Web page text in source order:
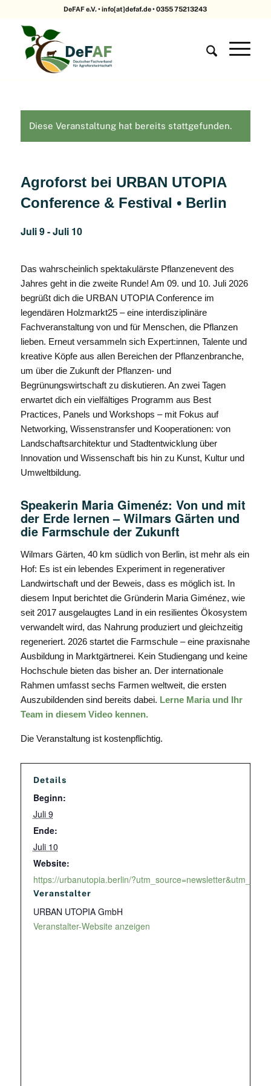
DeFAF e.V. • info[at]defaf.de • 0355 75213243
Diese Veranstaltung hat bereits stattgefunden.
Agroforst bei URBAN UTOPIA
Conference & Festival • Berlin
Juli 9-Juli 10
Das wahrscheinlich spektakulärste Pflanzenevent des
Jahres geht in die zweite Runde! Am 09. und 10. Juli 2026
begrüßt dich die URBAN UTOPIA Conference im
legendären Holzmarkt25 – eine interdisziplinäre
Fachveranstaltung von und für Menschen, die Pflanzen
lieben. Erneut versammeln sich Expert:innen, Talente und
kreative Köpfe aus allen Bereichen der Pflanzenbranche,
um über die Zukunft der Pflanzen- und
Begrünungswirtschaft zu diskutieren. An zwei Tagen
erwartet dich ein vielfältiges Programm aus Best
Practices, Panels und Workshops – mit Fokus auf
Networking, Wissenstransfer und Kooperationen: von
Landschaftsarchitektur und Stadtentwicklung über
Innovation und Wissenschaft bis hin zu Kunst, Kultur und
Umweltbildung.
Speakerin Maria Gimenéz: Von und mit
der Erde lernen – Wilmars Gärten und
die Farmschule der Zukunft
Wilmars Gärten, 40 km südlich von Berlin, ist mehr als ein
Hof: Es ist ein lebendes Experiment in regenerativer
Landwirtschaft und der Beweis, dass es möglich ist. In
diesem Input berichtet die Gründerin Maria Giménez, wie
seit 2017 ausgelaugtes Land in ein resilientes Ökosystem
verwandelt wird, das Nahrung produziert und gleichzeitig
regeneriert. 2026 startet die Farmschule – eine praxisnahe
Ausbildung in Marktgärtnerei. Kein Studiengang und keine
Hochschule bieten das bisher an. Der internationale
Rahmen umfasst sechs Farmen weltweit, die ersten
Auszubildenden sind bereits dabei. Lerne Maria und Ihr
Team in diesem Video kennen.
Die Veranstaltung ist kostenpflichtig.
Details
Beginn:
Juli 9
Ende:
Juli 10
Website:
https://urbanutopia.berlin/
Veranstalter
URBAN UTOPIA GmbH
Veranstalter-Website anzeigen